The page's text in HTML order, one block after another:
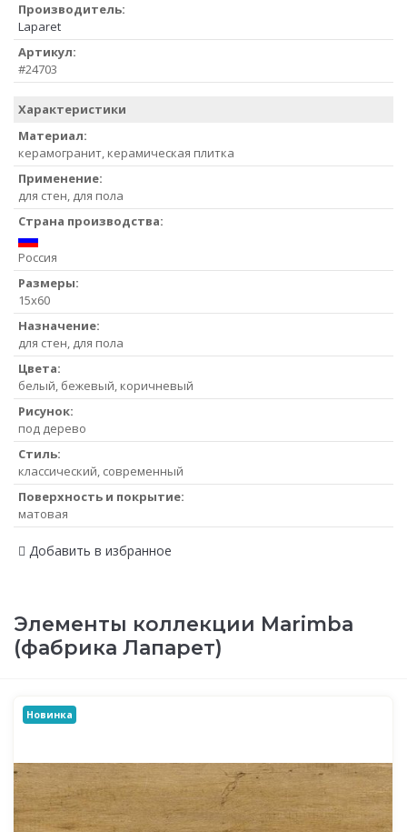
Производитель:
Laparet
Артикул:
#24703
Характеристики
Материал:
керамогранит, керамическая плитка
Применение:
для стен, для пола
Страна производства:
Россия
Размеры:
15x60
Назначение:
для стен, для пола
Цвета:
белый, бежевый, коричневый
Рисунок:
под дерево
Стиль:
классический, современный
Поверхность и покрытие:
матовая
Добавить в избранное
Элементы коллекции Marimba
(фабрика Лапарет)
Новинка